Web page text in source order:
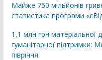
Майже 750 мільйонів
статистика програми
1,1 млн грн матеріальної
гуманітарної підтримки:
півріччя